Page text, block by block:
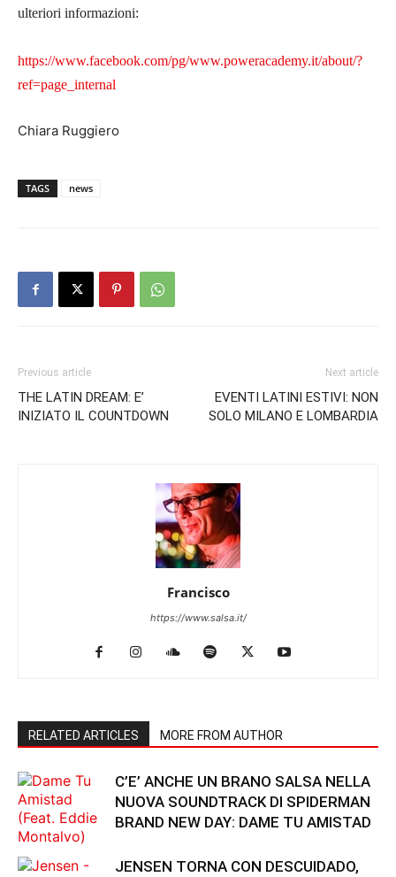
ulteriori informazioni:
https://www.facebook.com/pg/www.poweracademy.it/about/?
ref=page_internal
Chiara Ruggiero
TAGS news
Previous article
THE LATIN DREAM: E’
INIZIATO IL COUNTDOWN
Next article
EVENTI LATINI ESTIVI: NON
SOLO MILANO E LOMBARDIA
Francisco
https://www.salsa.it/
RELATED ARTICLES MORE FROM AUTHOR
C’E’ ANCHE UN BRANO SALSA NELLA
NUOVA SOUNDTRACK DI SPIDERMAN
BRAND NEW DAY: DAME TU AMISTAD
JENSEN TORNA CON DESCUIDADO,